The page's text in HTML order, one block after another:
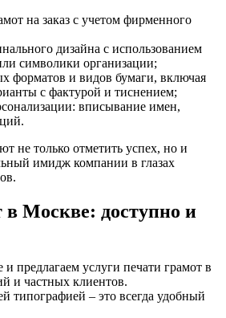
на заказ с учетом фирменного
дизайна с использованием
символики организации;
форматов и видов бумаги, включая
с фактурой и тиснением;
вписывание имен,
не только отметить успех, но и
имидж компании в глазах
в Москве: доступно и
предлагаем услуги печати грамот в
и частных клиентов.
типографией – это всегда удобный